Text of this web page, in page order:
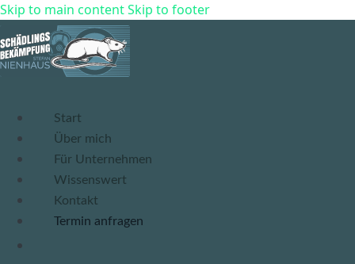
Skip to main contentSkip to footer
Startseite Schädlingsbekämpfung Nienhaus
Start
Über mich
Für Unternehmen
Wissenswert
Kontakt
Termin anfragen